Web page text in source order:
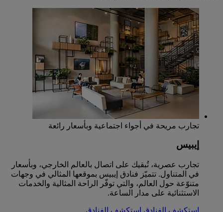
تجارب مريحة في أجواء اجتماعية وبأسعار رائعة
إيبيس
تجارب عصرية، تُبقيك على اتصال بالعالم الخارجي، وبأسعار
في المتناول. تتميّز فنادق إيبيس بموقعها المثالي في وجهات
متنوّعة حول العالم، والتي توفّر الراحة المثالية والخدمات
الاستثنائية على مدار الساعة.
استكشف الفنادق استكشف الفنادق